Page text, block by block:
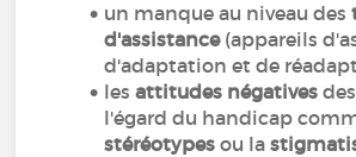
un manque au niveau des
d'assistance(appareils
d'adaptation et de
lesattitudes négatives
l'égard du handicap
stéréotypesou la